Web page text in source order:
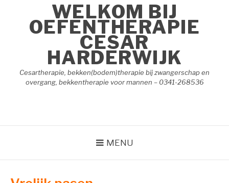
WELKOM BIJ
OEFENTHERAPIE
CESAR
HARDERWIJK
Cesartherapie, bekken(bodem)therapie bij zwangerschap en
overgang, bekkentherapie voor mannen – 0341-268536
MENU